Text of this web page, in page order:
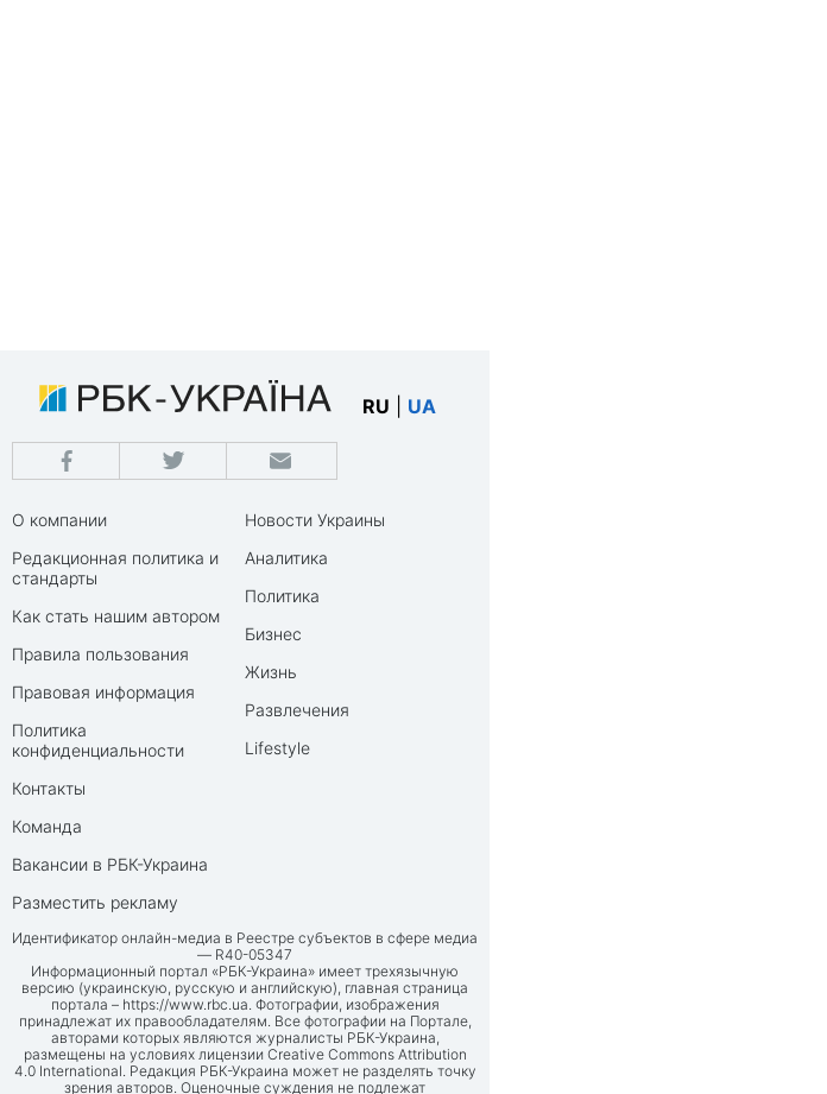
RU UA
О компании
Редакционная политика и
стандарты
Как стать нашим автором
Правила пользования
Правовая информация
Политика
конфиденциальности
Контакты
Команда
Вакансии в РБК-Украина
Разместить рекламу
Новости Украины
Аналитика
Политика
Бизнес
Жизнь
Развлечения
Lifestyle
Идентификатор онлайн-медиа в Реестре субъектов в сфере медиа
— R40-05347
Информационный портал «РБК-Украина» имеет трехязычную
версию (украинскую, русскую и английскую), главная страница
портала – https://www.rbc.ua. Фотографии, изображения
принадлежат их правообладателям. Все фотографии на Портале,
авторами которых являются журналисты РБК-Украина,
размещены на условиях лицензии Creative Commons Attribution
4.0 International. Редакция РБК-Украина может не разделять точку
зрения авторов. Оценочные суждения не подлежат